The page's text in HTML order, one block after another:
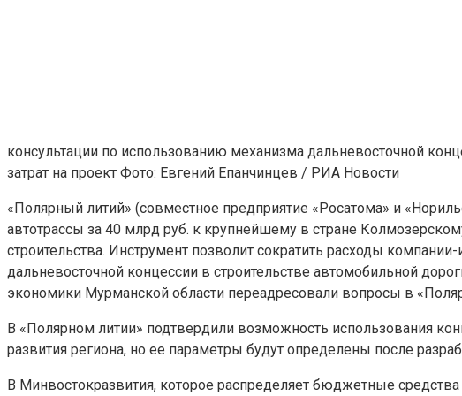
консультации по использованию механизма дальневосточной
затрат на проект Фото: Евгений Епанчинцев / РИА Новости
«Полярный литий» (совместное предприятие «Росатома» и
автотрассы за 40 млрд руб. к крупнейшему в стране
строительства. Инструмент позволит сократить расходы
дальневосточной концессии в строительстве автомобильной
экономики Мурманской области переадресовали вопросы в
В «Полярном литии» подтвердили возможность использования
развития региона, но ее параметры будут определены после
В Минвостокразвития, которое распределяет бюджетные